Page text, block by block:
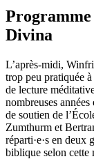
Divina
L’après-midi,
trop peu pratiquée
de lecture
nombreuses
de soutien de
Zumthurm et
réparti·e·s en deux
biblique selon cette